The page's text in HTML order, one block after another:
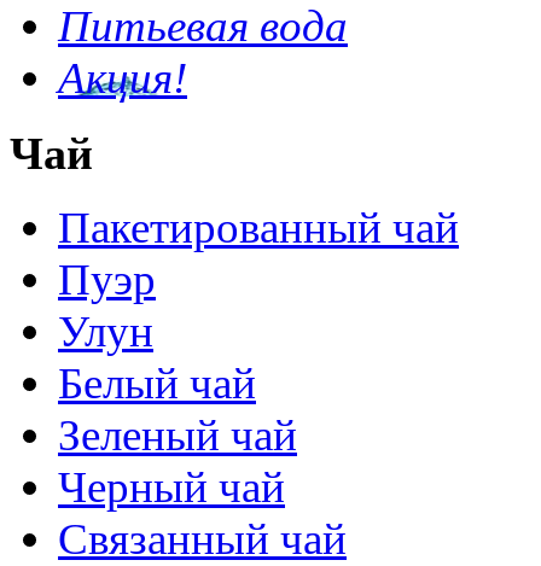
Питьевая вода
Акция!
Чай
Пакетированный чай
Пуэр
Улун
Белый чай
Зеленый чай
Черный чай
Связанный чай